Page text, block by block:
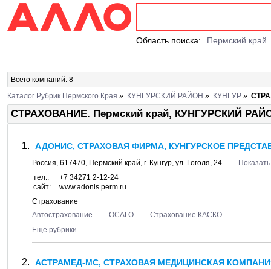
Область поиска: Пермский край
Всего компаний: 8
Каталог Рубрик Пермского Края » КУНГУРСКИЙ РАЙОН » КУНГУР »
СТРАХОВАНИЕ. Пермский край, КУНГУРСКИЙ
АДОНИС, СТРАХОВАЯ ФИРМА, КУНГУРСКОЕ
Россия, 617470, Пермский край, г. Кунгур, ул. Гоголя, 24
тел.:
+7 34271 2-12-24
сайт:
www.adonis.perm.ru
Страхование
Автострахование
ОСАГО
Страхование КАСКО
Еще рубрики
АСТРАМЕД-МС, СТРАХОВАЯ МЕДИЦИНСКАЯ